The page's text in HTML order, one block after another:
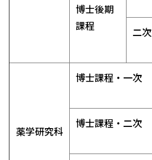
博士後期
課程
二次
薬学研究科
博士課程・一次
博士課程・二次